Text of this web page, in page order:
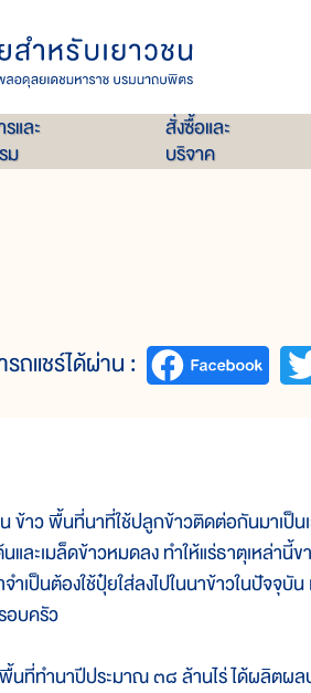
และ
ม
สั่งซื้อและ
บริจาค
ถแชร์ได้ผ่าน :
น ข้าว พื้นที่นาที่ใช้ปลูกข้าวติดต่อกันมาเป็น
และเมล็ดข้าวหมดลง ทำให้แร่ธาตุเหล่านี้ข
จำเป็นต้องใช้ปุ๋ยใส่ลงไปในนาข้าวในปัจจุบัน
อบครัว
ทำนาปีประมาณ ๓๘ ล้านไร่ ได้ผลิตผ